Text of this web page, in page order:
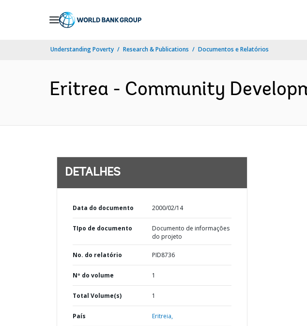
Understanding Poverty Research & Publications Documentos e Relatórios
Eritrea - Community
DETALHES
Data do documento 2000/02/14
TIpo de documento
Documento de informações
do projeto
No. do relatório PID8736
Nº do volume 1
Total Volume(s) 1
País Eritreia,